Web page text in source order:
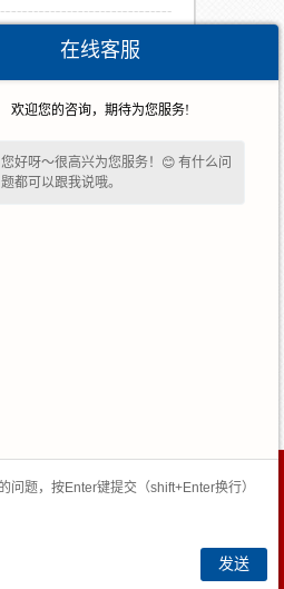
2024-05-30
|
在线客服
欢迎您的咨询，期待为您服务!
您好呀～很高兴为您服务！😊 有什么问
题都可以跟我说哦。
发送